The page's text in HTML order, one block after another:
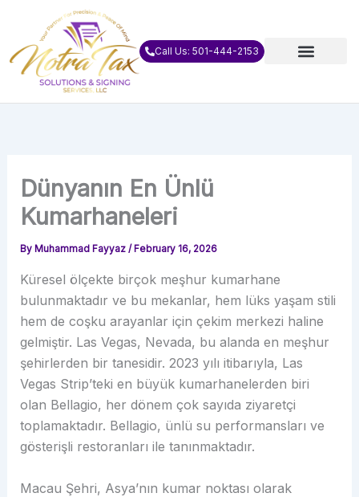
content
Call Us: 501-444-2153
Dünyanın En Ünlü
Kumarhaneleri
By Muhammad Fayyaz / February 16, 2026
Küresel ölçekte birçok meşhur kumarhane
bulunmaktadır ve bu mekanlar, hem lüks yaşam stili
hem de coşku arayanlar için çekim merkezi haline
gelmiştir. Las Vegas, Nevada, bu alanda en meşhur
şehirlerden bir tanesidir. 2023 yılı itibarıyla, Las
Vegas Strip’teki en büyük kumarhanelerden biri
olan Bellagio, her dönem çok sayıda ziyaretçi
toplamaktadır. Bellagio, ünlü su performansları ve
gösterişli restoranları ile tanınmaktadır.
Macau Şehri, Asya’nın kumar noktası olarak